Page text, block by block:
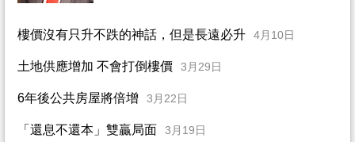
樓價沒有只升不跌的神話，但是長遠必升 4月10日
土地供應增加 不會打倒樓價 3月29日
6年後公共房屋將倍增 3月22日
「還息不還本」雙贏局面 3月19日